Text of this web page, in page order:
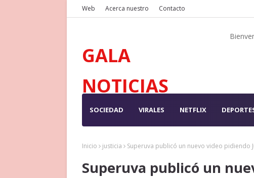
Web Acerca nuestro Contacto
GALA
NOTICIAS
SOCIEDAD VIRALES NETFLIX
Inicio justicia Superuva publicó un nuevo video pidiendo
Superuva publicó un